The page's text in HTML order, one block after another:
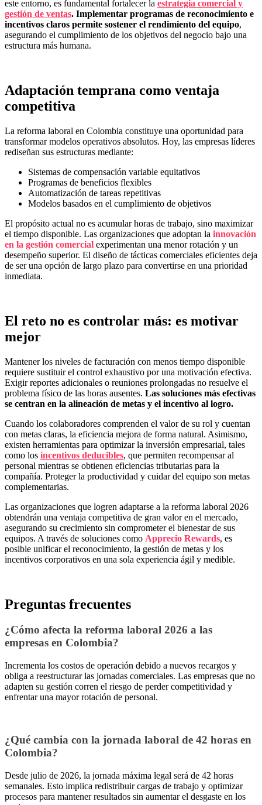
este entorno, es fundamental fortalecer la estrategia comercial y
gestión de ventas. Implementar programas de reconocimiento e
incentivos claros permite sostener el rendimiento del equipo,
asegurando el cumplimiento de los objetivos del negocio bajo una
estructura más humana.
Adaptación temprana como ventaja
competitiva
La reforma laboral en Colombia constituye una oportunidad para
transformar modelos operativos absolutos. Hoy, las empresas líderes
rediseñan sus estructuras mediante:
Sistemas de compensación variable equitativos
Programas de beneficios flexibles
Automatización de tareas repetitivas
Modelos basados en el cumplimiento de objetivos
El propósito actual no es acumular horas de trabajo, sino maximizar
el tiempo disponible. Las organizaciones que adoptan la innovación
en la gestión comercial experimentan una menor rotación y un
desempeño superior. El diseño de tácticas comerciales eficientes deja
de ser una opción de largo plazo para convertirse en una prioridad
inmediata.
El reto no es controlar más: es motivar
mejor
Mantener los niveles de facturación con menos tiempo disponible
requiere sustituir el control exhaustivo por una motivación efectiva.
Exigir reportes adicionales o reuniones prolongadas no resuelve el
problema físico de las horas ausentes. Las soluciones más efectivas
se centran en la alineación de metas y el incentivo al logro.
Cuando los colaboradores comprenden el valor de su rol y cuentan
con metas claras, la eficiencia mejora de forma natural. Asimismo,
existen herramientas para optimizar la inversión empresarial, tales
como los incentivos deducibles, que permiten recompensar al
personal mientras se obtienen eficiencias tributarias para la
compañía. Proteger la productividad y cuidar del equipo son metas
complementarias.
Las organizaciones que logren adaptarse a la reforma laboral 2026
obtendrán una ventaja competitiva de gran valor en el mercado,
asegurando su crecimiento sin comprometer el bienestar de sus
equipos. A través de soluciones como Apprecio Rewards, es
posible unificar el reconocimiento, la gestión de metas y los
incentivos corporativos en una sola experiencia ágil y medible.
Preguntas frecuentes
¿Cómo afecta la reforma laboral 2026 a las
empresas en Colombia?
Incrementa los costos de operación debido a nuevos recargos y
obliga a reestructurar las jornadas comerciales. Las empresas que no
adapten su gestión corren el riesgo de perder competitividad y
enfrentar una mayor rotación de personal.
¿Qué cambia con la jornada laboral de 42 horas en
Colombia?
Desde julio de 2026, la jornada máxima legal será de 42 horas
semanales. Esto implica redistribuir cargas de trabajo y optimizar
procesos para mantener resultados sin aumentar el desgaste en los